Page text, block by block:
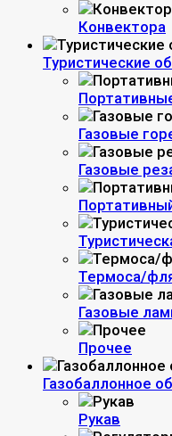
Конвектора
Туристические
Газовые
Газовые
Термоса/
Газовые
Прочее
Газобаллонное
Рукав